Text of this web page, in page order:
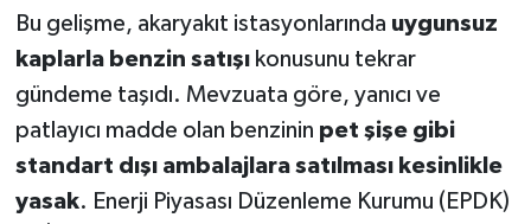
Bu gelişme, akaryakıt istasyonlarında uygunsuz
kaplarla benzin satışıkonusunu tekrar
gündeme taşıdı. Mevzuata göre, yanıcı ve
patlayıcı madde olan benzinin pet şişe gibi
standart dışı ambalajlara satılması kesinlikle
yasak. Enerji Piyasası Düzenleme Kurumu (EPDK)